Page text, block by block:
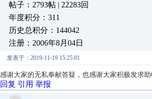
帖子：2793帖 | 22283回
年度积分：311
历史总积分：144042
注册：2006年8月04日
发表于：2019-11-19 15:25:01
感谢大家的无私奉献答疑，也感谢大家积极发求
回复 引用 举报